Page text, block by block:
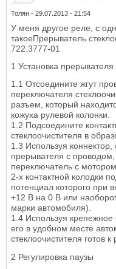
Толян- 29.07.2013 - 21:54
У меня другое реле, с
такоеПрерыватель
722.3777-01
1 Установка прерывателя
1.1 Отсоедините жгут
переключателя
разъем, который
кожуха рулевой колонки.
1.2 Подсоедините
стеклоочистителя в
1.3 Используя
прерывателя с
переключатель с
2-х контактной колодки
потенциал которого при
+12 В на 0 В или
марки автомобиля).
1.4 Используя крепежное
его в удобном месте
стеклоочистителя готов к
2 Регулировка паузы